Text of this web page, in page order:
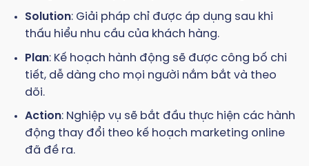
Solution: Giải pháp chỉ được áp dụng sau khi
thấu hiểu nhu cầu của khách hàng.
Plan: Kế hoạch hành động sẽ được công bố chi
tiết, dễ dàng cho mọi người nắm bắt và theo
dõi.
Action: Nghiệp vụ sẽ bắt đầu thực hiện các hành
động thay đổi theo kế hoạch marketing online
đã đề ra.